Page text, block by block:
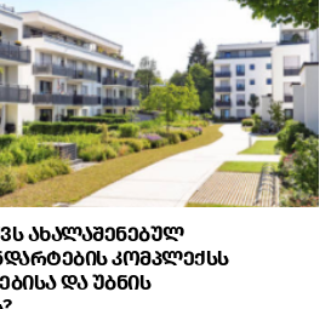
ახალაშენებულ
კომპლექსს
და უბნის